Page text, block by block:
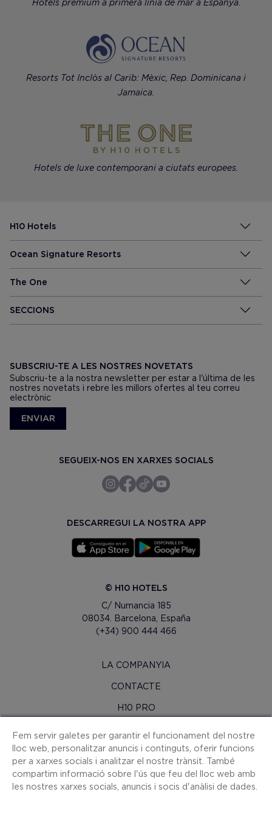
Hotels premium a primera línia de mar a Espanya.
Resorts Tot Inclòs al Carib: Mèxic, Rep. Dominicana i
Jamaica.
Hotels de luxe contemporani a ciutats europees.
H10 Hotels
Ocean Signature Resorts
The One
SECCIONS
SUBSCRIU-TE A LES NOSTRES NOVETATS
Subscriu-te a la nostra newsletter per estar a l'última de les
nostres novetats i rebre les millors ofertes al teu correu
electrònic
ENVIAR
SEGUEIX-NOS EN XARXES SOCIALS
DESCARREGUI LA NOSTRA APP
© H10 HOTELS
C/ Numancia 185
08034. Barcelona, España
(+34) 900 444 466
LA COMPANYIA
CONTACTE
H10 PRO
MAPA WEB
CONDICIONS CONTRACTACIÓ
COOKIES
Fem servir galetes per garantir el funcionament del nostre
lloc web, personalitzar anuncis i continguts, oferir funcions
per a xarxes socials i analitzar el nostre trànsit. També
compartim informació sobre l'ús que feu del lloc web amb
les nostres xarxes socials, anuncis i socis d'anàlisi de dades.